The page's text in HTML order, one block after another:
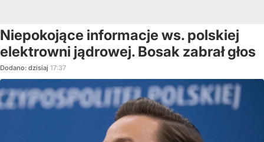
Niepokojące informacje ws. polskiej
elektrowni jądrowej. Bosak zabrał głos
Dodano: dzisiaj 17:37